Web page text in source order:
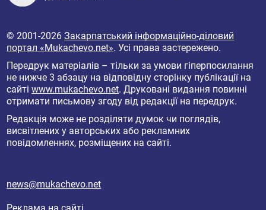
© 2001-2026Закарпатський інформаційно-діловий
портал «Mukachevo.net». Усі права застережено.
Передрук матеріалів – тільки за умови гіперпосилання
не нижче 3 абзацу на відповідну сторінку публікації на
сайтіwww.mukachevo.net. Друковані видання повинні
отримати письмову згоду від редакції на передрук.
Редакція може не розділяти думок чи поглядів,
висвітлених у авторських або рекламних
повідомленнях, розміщених на сайті.
news@mukachevo.net